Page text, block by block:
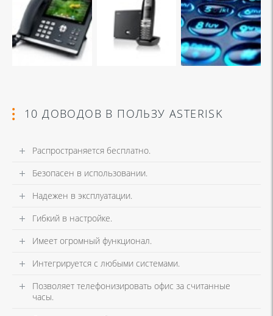
10 ДОВОДОВ В ПОЛЬЗУ ASTERISK
Распространяется бесплатно.
Безопасен в использовании.
Надежен в эксплуатации.
Гибкий в настройке.
Имеет огромный функционал.
Интегрируется с любыми системами.
Позволяет телефонизировать офис за считанные
часы.